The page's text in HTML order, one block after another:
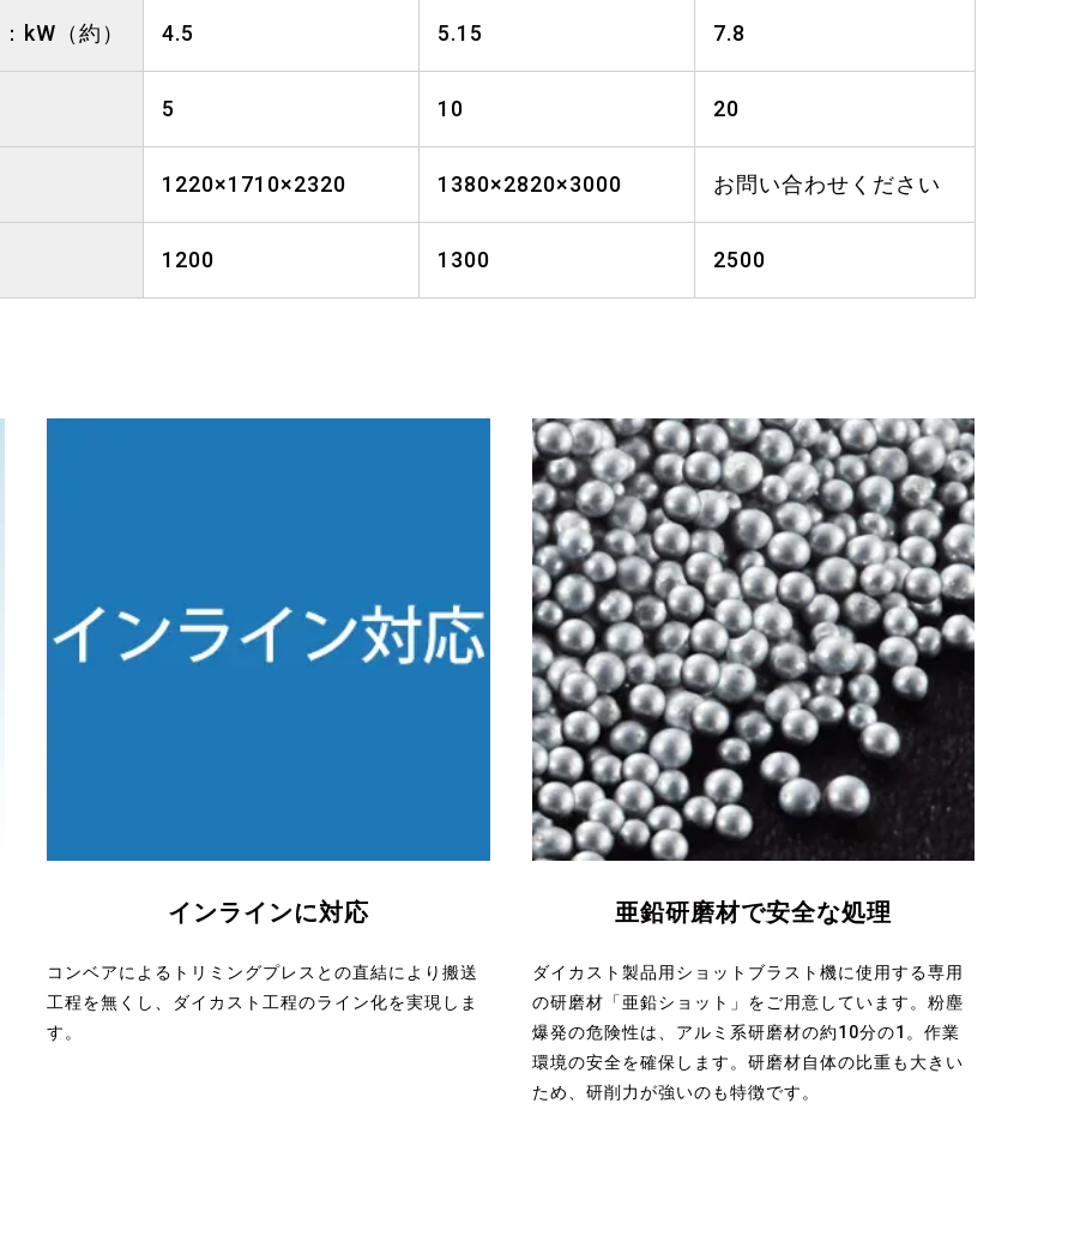
kW（約） 4.5 5.15 7.8
5 10 20
1220×1710×2320 1380×2820×3000 お問い合わせください
1200 1300 2500
インラインに対応
コンベアによるトリミングプレスとの直結により搬送
工程を無くし、ダイカスト工程のライン化を実現しま
す。
亜鉛研磨材で安全な処理
ダイカスト製品用ショットブラスト機に使用する専用
の研磨材「亜鉛ショット」をご用意しています。粉塵
爆発の危険性は、アルミ系研磨材の約10分の1。作業
環境の安全を確保します。研磨材自体の比重も大きい
ため、研削力が強いのも特徴です。